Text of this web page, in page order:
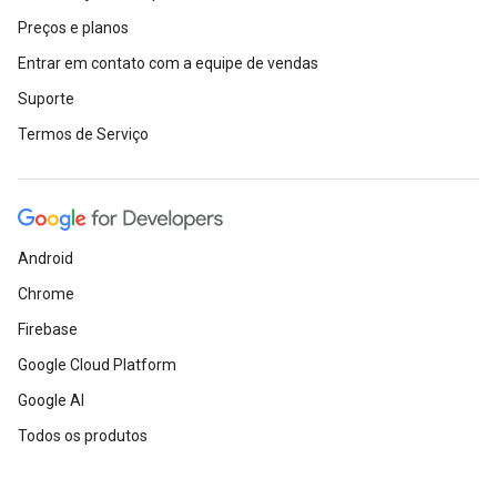
Preços e planos
Entrar em contato com a equipe de vendas
Suporte
Termos de Serviço
Android
Chrome
Firebase
Google Cloud Platform
Google AI
Todos os produtos